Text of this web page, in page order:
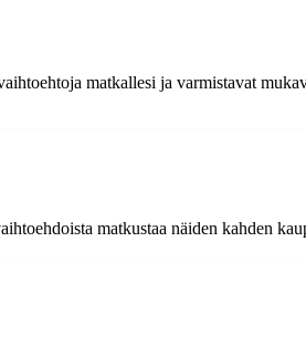
matkallesi ja varmistavat
matkustaa näiden kahden